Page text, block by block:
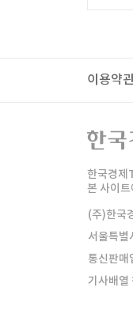
이용약
한
모
한국경제
본 사이
(주)한국
서울특
통신판매
기사배열